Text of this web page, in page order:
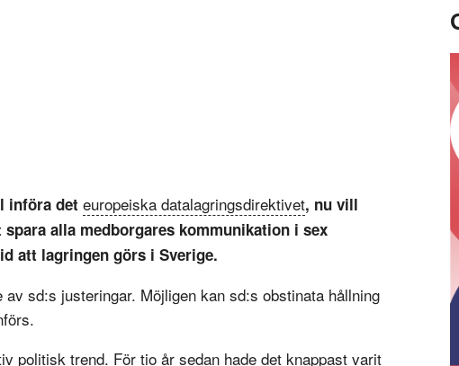
införa det europeiska datalagringsdirektivet, nu vill
alla medborgares kommunikation i sex
att lagringen görs i Sverige.
sd:s justeringar. Möjligen kan sd:s obstinata hållning
politisk trend. För tio år sedan hade det knappast varit